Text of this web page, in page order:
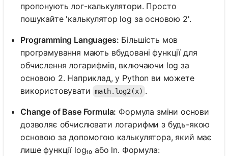
пропонують лог-калькулятори. Просто
пошукайте 'калькулятор log за основою 2'.
Programming Languages: Більшість мов
програмування мають вбудовані функції для
обчислення логарифмів, включаючи log за
основою 2. Наприклад, у Python ви можете
використовувати math.log2(x) .
Change of Base Formula: Формула зміни основи
дозволяє обчислювати логарифми з будь-якою
основою за допомогою калькулятора, який має
лише функції log₁₀ або ln. Формула: